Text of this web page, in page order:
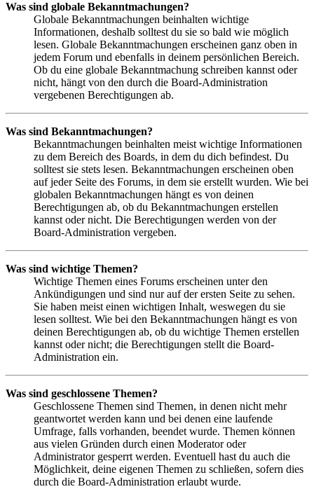
Was sind globale Bekanntmachungen?
Globale Bekanntmachungen beinhalten wichtige
Informationen, deshalb solltest du sie so bald wie möglich
lesen. Globale Bekanntmachungen erscheinen ganz oben in
jedem Forum und ebenfalls in deinem persönlichen Bereich.
Ob du eine globale Bekanntmachung schreiben kannst oder
nicht, hängt von den durch die Board-Administration
vergebenen Berechtigungen ab.
Was sind Bekanntmachungen?
Bekanntmachungen beinhalten meist wichtige Informationen
zu dem Bereich des Boards, in dem du dich befindest. Du
solltest sie stets lesen. Bekanntmachungen erscheinen oben
auf jeder Seite des Forums, in dem sie erstellt wurden. Wie bei
globalen Bekanntmachungen hängt es von deinen
Berechtigungen ab, ob du Bekanntmachungen erstellen
kannst oder nicht. Die Berechtigungen werden von der
Board-Administration vergeben.
Was sind wichtige Themen?
Wichtige Themen eines Forums erscheinen unter den
Ankündigungen und sind nur auf der ersten Seite zu sehen.
Sie haben meist einen wichtigen Inhalt, weswegen du sie
lesen solltest. Wie bei den Bekanntmachungen hängt es von
deinen Berechtigungen ab, ob du wichtige Themen erstellen
kannst oder nicht; die Berechtigungen stellt die Board-
Administration ein.
Was sind geschlossene Themen?
Geschlossene Themen sind Themen, in denen nicht mehr
geantwortet werden kann und bei denen eine laufende
Umfrage, falls vorhanden, beendet wurde. Themen können
aus vielen Gründen durch einen Moderator oder
Administrator gesperrt werden. Eventuell hast du auch die
Möglichkeit, deine eigenen Themen zu schließen, sofern dies
durch die Board-Administration erlaubt wurde.